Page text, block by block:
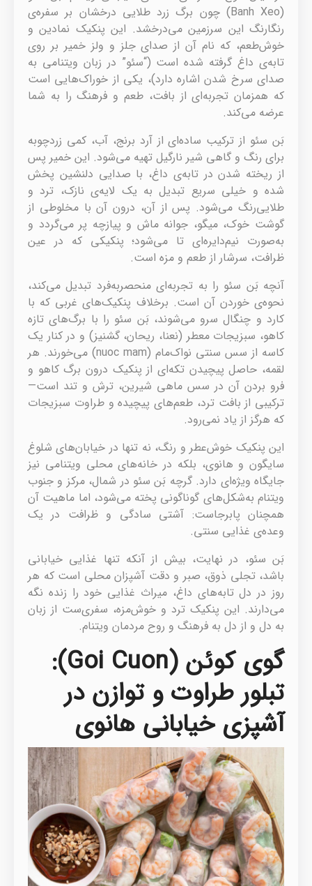
(Banh Xeo) چون برگ زرد طلایی درخشان بر سفره‌ی
رنگارنگ این سرزمین می‌درخشد. این پنکیک نمادین و
خوش‌طعم، که نام آن از صدای جلز و ولز خمیر بر روی
تابه‌ی داغ گرفته شده است (“سئو” در زبان ویتنامی به
صدای سرخ شدن اشاره دارد)، یکی از خوراک‌هایی است
که همزمان تجربه‌ای از بافت، طعم و فرهنگ را به شما
عرضه می‌کند.
بَن سئو از ترکیب ساده‌ای از آرد برنج، آب، کمی زردچوبه
برای رنگ و گاهی شیر نارگیل تهیه می‌شود. این خمیر پس
از ریخته شدن در تابه‌ی داغ، با صدایی دلنشین پخش
شده و خیلی سریع تبدیل به یک لایه‌ی نازک، ترد و
طلایی‌رنگ می‌شود. پس از آن، درون آن با مخلوطی از
گوشت خوک، میگو، جوانه ماش و پیازچه پر می‌گردد و
به‌صورت نیم‌دایره‌ای تا می‌شود؛ پنکیکی که در عین
ظرافت، سرشار از طعم و مزه است.
آنچه بَن سئو را به تجربه‌ای منحصربه‌فرد تبدیل می‌کند،
نحوه‌ی خوردن آن است. برخلاف پنکیک‌های غربی که با
کارد و چنگال سرو می‌شوند، بَن سئو را با برگ‌های تازه
کاهو، سبزیجات معطر (نعنا، ریحان، گشنیز) و در کنار یک
کاسه از سس سنتی نواک‌مام (nuoc mam) می‌خورند. هر
لقمه، حاصل پیچیدن تکه‌ای از پنکیک درون برگ کاهو و
فرو بردن آن در سس ماهی شیرین، ترش و تند است—
ترکیبی از بافت ترد، طعم‌های پیچیده و طراوت سبزیجات
که هرگز از یاد نمی‌رود.
این پنکیک خوش‌عطر و رنگ، نه تنها در خیابان‌های شلوغ
سایگون و هانوی، بلکه در خانه‌های محلی ویتنامی نیز
جایگاه ویژه‌ای دارد. گرچه بَن سئو در شمال، مرکز و جنوب
ویتنام به‌شکل‌های گوناگونی پخته می‌شود، اما ماهیت آن
همچنان پابرجاست: آشتی سادگی و ظرافت در یک
وعده‌ی غذایی سنتی.
بَن سئو، در نهایت، بیش از آنکه تنها غذایی خیابانی
باشد، تجلی ذوق، صبر و دقت آشپزان محلی است که هر
روز در دل تابه‌های داغ، میراث غذایی خود را زنده نگه
می‌دارند. این پنکیک ترد و خوش‌مزه، سفری‌ست از زبان
به دل و از دل به فرهنگ و روح مردمان ویتنام.
گوی کوئن (Goi Cuon):
تبلور طراوت و توازن در
آشپزی خیابانی هانوی